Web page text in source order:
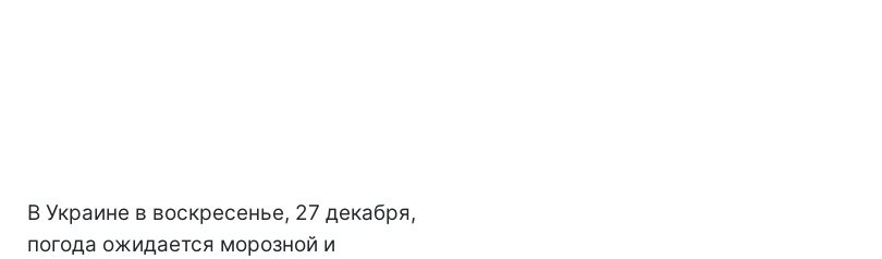
В Украине в воскресенье, 27 декабря,
погода ожидается морозной и